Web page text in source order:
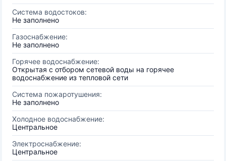
Система водостоков:
Не заполнено
Газоснабжение:
Не заполнено
Горячее водоснабжение:
Открытая с отбором сетевой воды на горячее
водоснабжение из тепловой сети
Система пожаротушения:
Не заполнено
Холодное водоснабжение:
Центральное
Электроснабжение:
Центральное